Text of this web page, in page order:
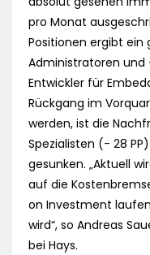
pro Monat
Positionen ergibt ein
Administratoren und
Entwickler für
Rückgang im
werden, ist die
Spezialisten (- 28
gesunken. „Aktuell
auf die
on Investment
wird“, so Andreas
bei Hays.